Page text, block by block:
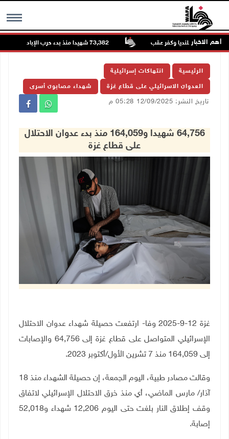
MENU أهم الاخبار 73,382 شهيدا منذ بدء حرب الإبادة على قطاع غزة
الرئيسية انتهاكات إسرائيلية
العدوان الاسرائيلي على قطاع غزة شهداء مصابون أسرى
تاريخ النشر: 12/09/2025 05:28 م
64,756 شهيدا و164,059 منذ بدء عدوان الاحتلال
على قطاع غزة
غزة 12-9-2025 وفا- ارتفعت حصيلة شهداء عدوان الاحتلال
الإسرائيلي المتواصل على قطاع غزة إلى64,756 والإصابات
إلى 164,059 منذ 7 تشرين الأول/أكتوبر 2023.
وقالت مصادر طبية، اليوم الجمعة، إن
حصيلة الشهداء منذ 18
آذار/ مارس الماضي، أي منذ خرق الاحتلال الإسرائيلي لاتفاق
وقف إطلاق النار بلغت حتى اليوم 12,206 شهداء و52,018
إصابة.